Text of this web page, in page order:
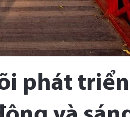
phát